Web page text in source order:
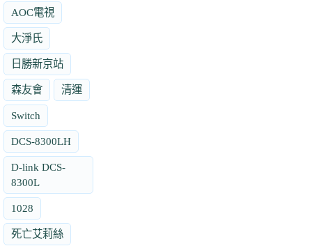
AOC電視
大淨氏
日勝新京站
森友會 清運
Switch
DCS-8300LH
D-link DCS-
8300L
1028
死亡艾莉絲